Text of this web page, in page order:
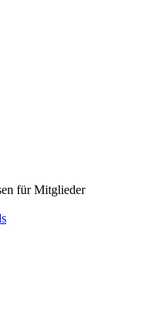
für Mitglieder